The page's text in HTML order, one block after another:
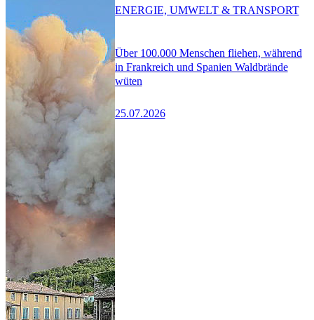
Über 100.000 Menschen fliehen, während
in Frankreich und Spanien Waldbrände
wüten
25.07.2026
ENERGIE, UMWELT & TRANSPORT